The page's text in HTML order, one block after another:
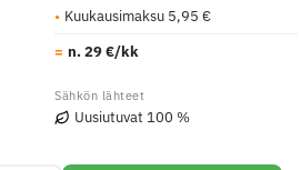
Kuukausimaksu 5,95 €
n. 29 €/kk
Uusiutuvat 100 %